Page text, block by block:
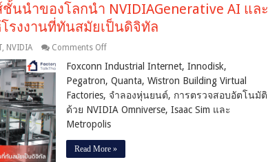
นําของโลกนํา NVIDIAGenerative AI และ
รงงานที่ทันสมัยเป็นดิจิทัล
, NVIDIA Comments Offon
ผลิต
อุปกรณ์
อิเล็กทรอนิกส์
ชั้น
นํา
โลก
Foxconn Industrial Internet, Innodisk,
Pegatron, Quanta, Wistron Building Virtual
Factories, จําลองหุ่นยนต์, การตรวจสอบอัตโนมัติ
ด้วย NVIDIA Omniverse, Isaac Sim และ
Metropolis
Read More »